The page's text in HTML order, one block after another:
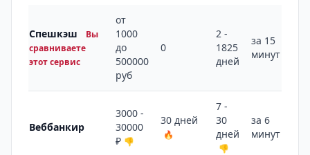
Спешкэш
Вы
сравниваете
этот сервис
от
1000
до
500000
руб
0
2 -
1825
дней
за 15
минут
Веббанкир
3000 -
30000
₽ 👎
30 дней
🔥
7 -
30
дней
👎
за 6
минут